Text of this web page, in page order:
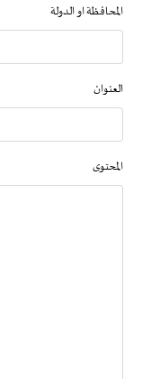
المحافظة او الدولة
العنوان
المحتوى